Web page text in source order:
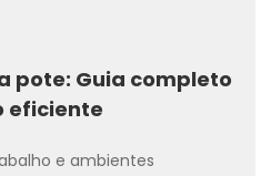
pote: Guia completo
eficiente
e ambientes